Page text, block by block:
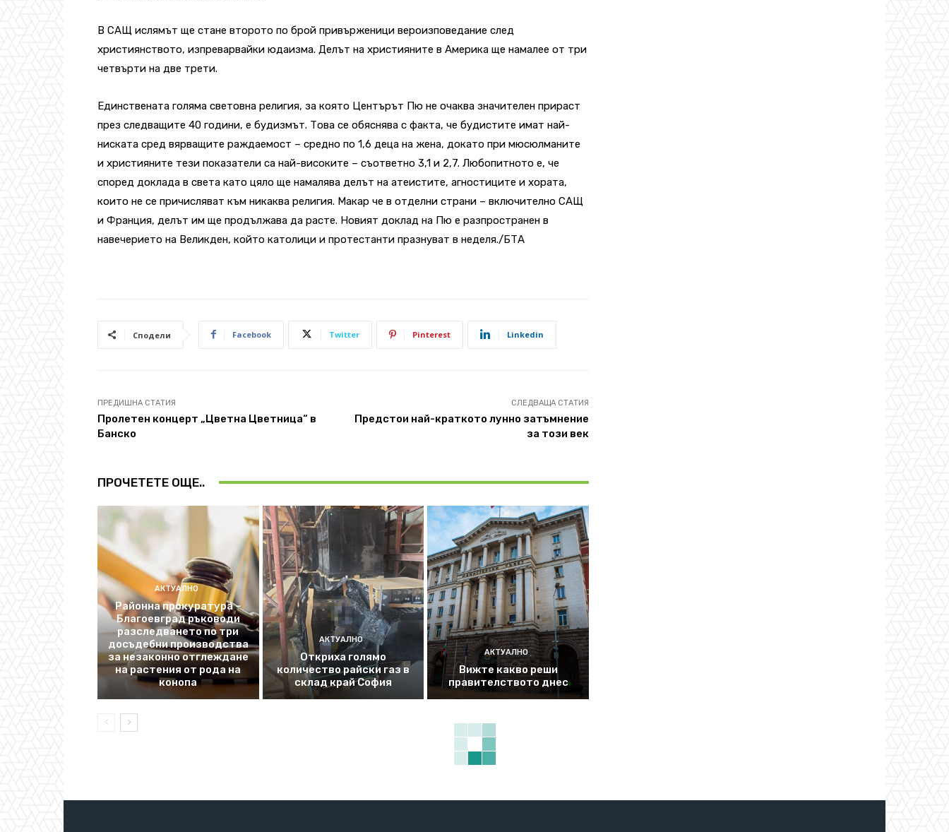
В САЩ ислямът ще стане второто по брой привърженици вероизповедание след
християнството, изпреварвайки юдаизма. Делът на християните в Америка ще намалее от три
четвърти на две трети.
Единствената голяма световна религия, за която Центърът Пю не очаква значителен прираст
през следващите 40 години, е будизмът. Това се обяснява с факта, че будистите имат най-
ниската сред вярващите раждаемост – средно по 1,6 деца на жена, докато при мюсюлманите
и християните тези показатели са най-високите – съответно 3,1 и 2,7. Любопитното е, че
според доклада в света като цяло ще намалява делът на атеистите, агностиците и хората,
които не се причисляват към никаква религия. Макар че в отделни страни – включително САЩ
и Франция, делът им ще продължава да расте. Новият доклад на Пю е разпространен в
навечерието на Великден, който католици и протестанти празнуват в неделя./БТА
Сподели Facebook Twitter Pinterest Linkedin
ПРЕДИШНА СТАТИЯ
Пролетен концерт „Цветна Цветница“ в
Банско
СЛЕДВАЩА СТАТИЯ
Предстои най-краткото лунно затъмнение
за този век
ПРОЧЕТЕТЕ ОЩЕ..
АКТУАЛНО
Районна прокуратура –
Благоевград ръководи
разследването по три
досъдебни производства
за незаконно отглеждане
на растения от рода на
конопа
АКТУАЛНО
Откриха голямо
количество райски газ в
склад край София
АКТУАЛНО
Вижте какво реши
правителството днес